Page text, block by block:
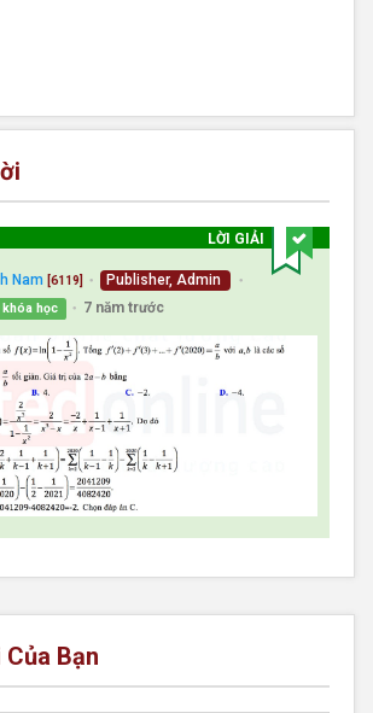
LỜI GIẢI
Nam [6119] ● Publisher, Admin ●
khóa học ● 7 năm trước
Bạn